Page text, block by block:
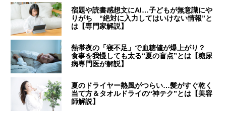
宿題や読書感想文にAI…子どもが無意識にや
りがち “絶対に入力してはいけない情報”と
は【専門家解説】
熱帯夜の「寝不足」で血糖値が爆上がり？
食事を我慢しても太る“夏の盲点”とは【糖尿
病専門医が解説】
夏のドライヤー熱風がつらい…髪がすぐ乾く
当て方＆タオルドライの“神テク”とは【美容
師解説】